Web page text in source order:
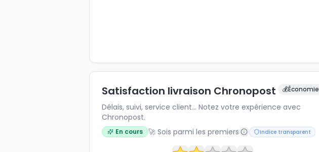
Satisfaction livraison Chronopost 💰Économie
Délais, suivi, service client... Notez votre expérience avec
Chronopost.
En cours 🚀 Sois parmi les premiers Indice transparent